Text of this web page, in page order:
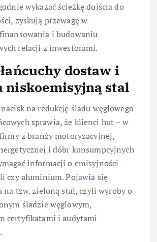
wykazać ścieżkę dojścia do
zyskują przewagę w
i budowaniu
relacji z inwestorami.
dostaw i
niskoemisyjną stal
na redukcję śladu węglowego
sprawia, że klienci hut – w
z branży motoryzacyjnej,
i dóbr konsumpcyjnych
informacji o emisyjności
czy aluminium. Pojawia się
na tzw. zieloną stal, czyli wyroby o
śladzie węglowym,
certyfikatami i audytami